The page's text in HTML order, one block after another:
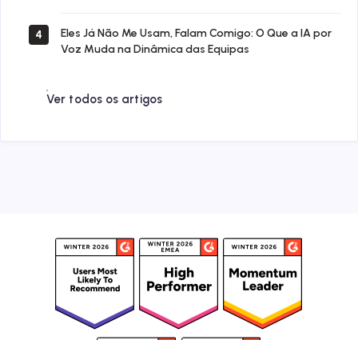
4
Eles Já Não Me Usam, Falam Comigo: O Que a IA por
Voz Muda na Dinâmica das Equipas
Ver todos os artigos